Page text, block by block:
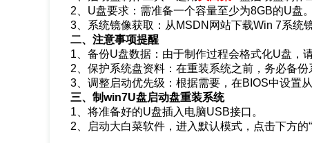
2、U盘要求：需准备一个容量至少为8GB的U盘。
3、系统镜像获取：从MSDN网站下载Win 7系统
二、注意事项提醒
1、备份U盘数据：由于制作过程会格式化U盘，
2、保护系统盘资料：在重装系统之前，务必备份
3、调整启动优先级：根据需要，在BIOS中设置
三、制win7U盘启动盘重装系统
1、将准备好的U盘插入电脑USB接口。
2、启动大白菜软件，进入默认模式，点击下方的“